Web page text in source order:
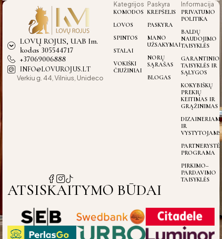
Kategrijos
KOMODOS
LOVOS
SPINTOS
STALAI
VOKIŠKI
ČIUŽINIAI
Paskyra
KREPŠELIS
PASKYRA
MANO
UŽSAKYMAI
NORŲ
SĄRAŠAS
BLOGAS
Informacija
PRIVATUMO
POLITIKA
BALDŲ
NAUDOJIMO
TAISYKLĖS
GARANTINIO
TAISYKLĖS IR
SĄLYGOS
KOKYBIŠKŲ
PREKIŲ
KEITIMAS IR
GRĄŽINIMAS
IR
VYSTYTOJAMS
PROGRAMA
PIRKIMO–
PARDAVIMO
TAISYKLĖS
LOVŲ ROJUS, UAB Im.
kodas 305544717
+37069006888
INFO@LOVUROJUS.LT
Verkiu g. 44, Vilnius, Unideco
ATSISKAITYMO BŪDAI